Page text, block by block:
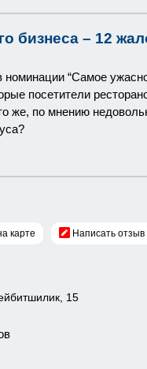
бизнеса – 12
номинации “Самое
посетители
же, по мнению
карте Написать
15